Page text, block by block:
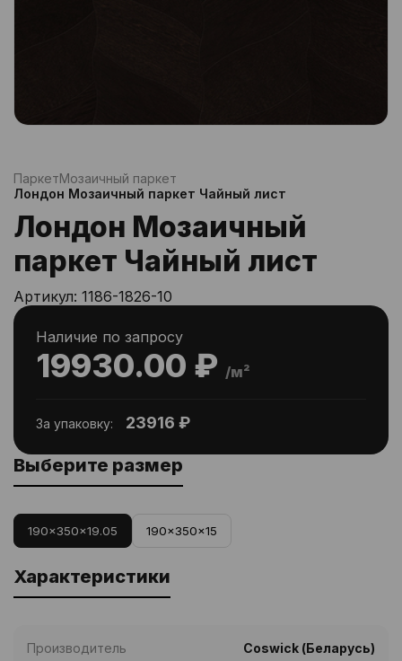
ПаркетМозаичный паркет
Лондон Мозаичный паркет Чайный лист
Лондон Мозаичный
паркет Чайный лист
Артикул: 1186-1826-10
19930.00 ₽ /м²
Наличие по запросу
За упаковку: 23916 ₽
Выберите размер
190x350x19.05 190x350x15
Характеристики
Производитель Coswick (Беларусь)